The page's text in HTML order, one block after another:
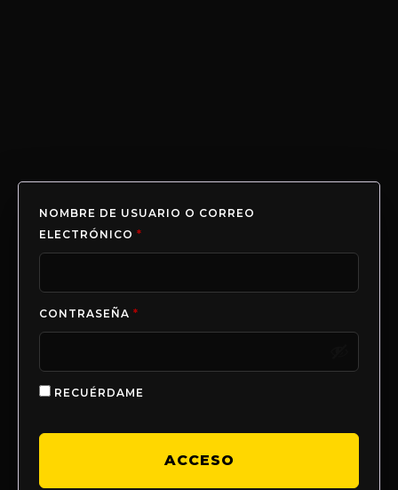
NOMBRE DE USUARIO O CORREO
ELECTRÓNICO *
CONTRASEÑA *
RECUÉRDAME
ACCESO